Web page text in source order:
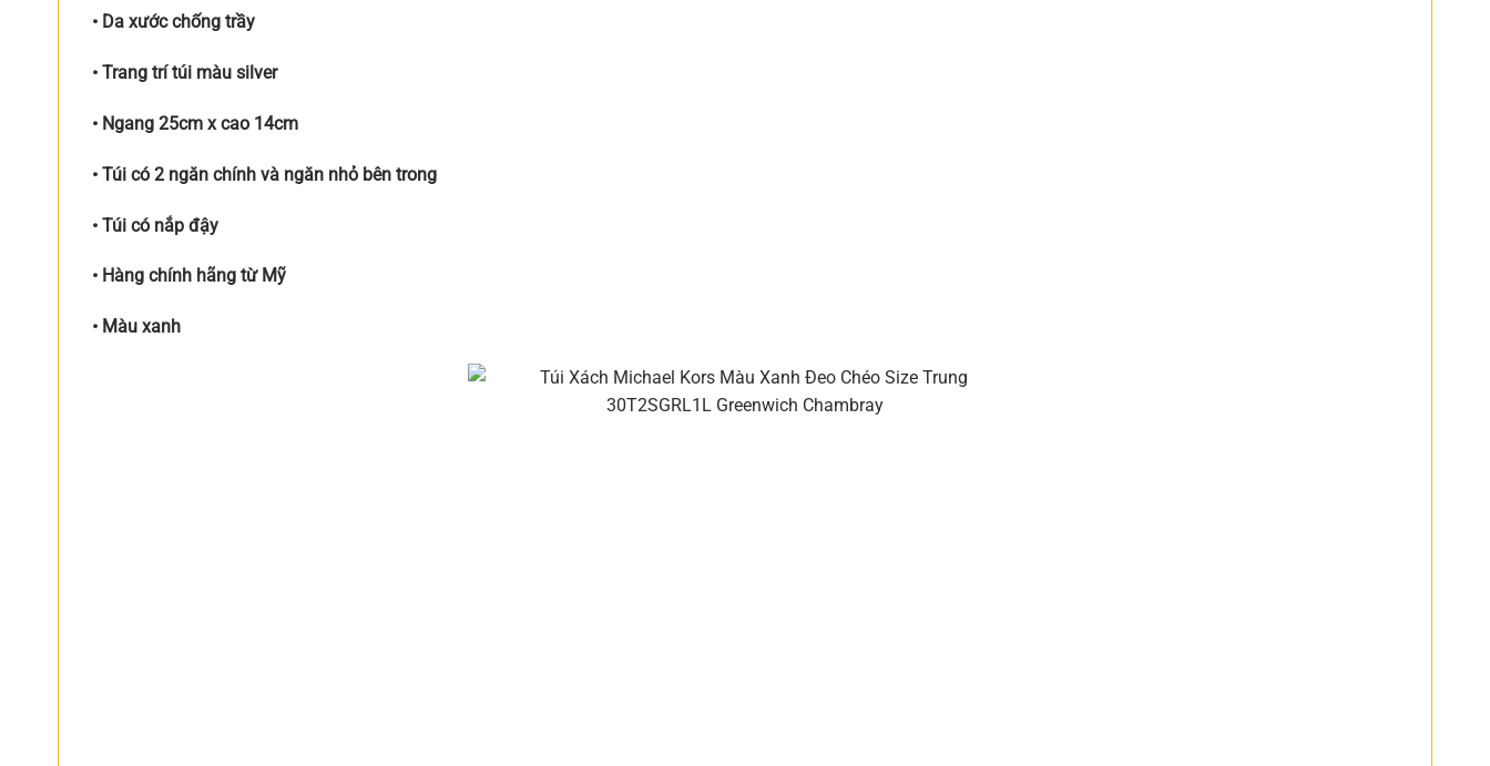
• Da xước chống trầy
• Trang trí túi màu silver
• Ngang 25cm x cao 14cm
• Túi có 2 ngăn chính và ngăn nhỏ bên trong
• Túi có nắp đậy
• Hàng chính hãng từ Mỹ
• Màu xanh